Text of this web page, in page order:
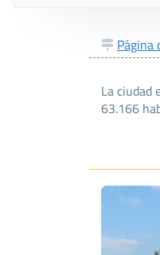
Página
La ciudad
63.166